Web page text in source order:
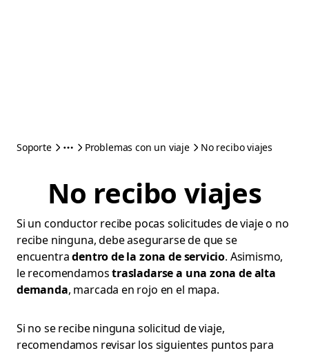
Soporte Problemas con un viaje No recibo viajes
No recibo viajes
Si un conductor recibe pocas solicitudes de viaje o no
recibe ninguna, debe asegurarse de que se
encuentradentro de la zona de servicio. Asimismo,
le recomendamostrasladarse a una zona de alta
demanda, marcada en rojo en el mapa.
Si no se recibe ninguna solicitud de viaje,
recomendamos revisar los siguientes puntos para